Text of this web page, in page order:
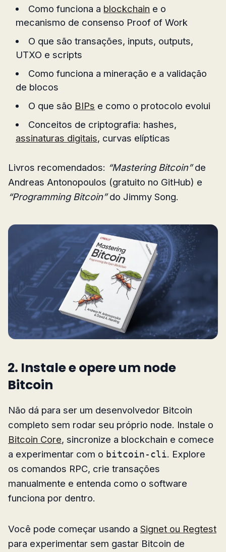
Como funciona a blockchain e o
mecanismo de consenso Proof of Work
O que são transações, inputs, outputs,
UTXO e scripts
Como funciona a mineração e a validação
de blocos
O que são BIPs e como o protocolo evolui
Conceitos de criptografia: hashes,
assinaturas digitais, curvas elípticas
Livros recomendados: “Mastering Bitcoin”de
Andreas Antonopoulos (gratuito no GitHub) e
“Programming Bitcoin”do Jimmy Song.
2. Instale e opere um node
Bitcoin
Não dá para ser um desenvolvedor Bitcoin
completo sem rodar seu próprio node. Instale o
Bitcoin Core, sincronize a blockchain e comece
a experimentar com o bitcoin-cli. Explore
os comandos RPC, crie transações
manualmente e entenda como o software
funciona por dentro.
Você pode começar usando a Signet ou Regtest
para experimentar sem gastar Bitcoin de